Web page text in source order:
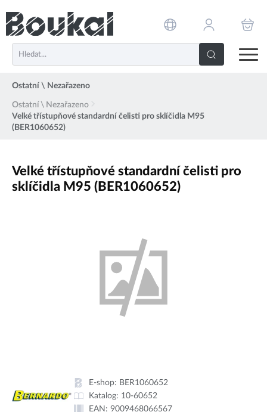
Ostatní \ Nezařazeno
Ostatní \ Nezařazeno
Velké třístupňové standardní čelisti pro sklíčidla M95
(BER1060652)
Velké třístupňové standardní čelisti pro
sklíčidla M95 (BER1060652)
E-shop: BER1060652
Katalog: 10-60652
EAN: 9009468066567